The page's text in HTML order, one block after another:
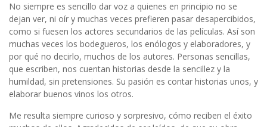
No siempre es sencillo dar voz a quienes en principio no se
dejan ver, ni oír y muchas veces prefieren pasar desapercibidos,
como si fuesen los actores secundarios de las películas. Así son
muchas veces los bodegueros, los enólogos y elaboradores, y
por qué no decirlo, muchos de los autores. Personas sencillas,
que escriben, nos cuentan historias desde la sencillez y la
humildad, sin pretensiones. Su pasión es contar historias unos, y
elaborar buenos vinos los otros.
Me resulta siempre curioso y sorpresivo, cómo reciben el éxito